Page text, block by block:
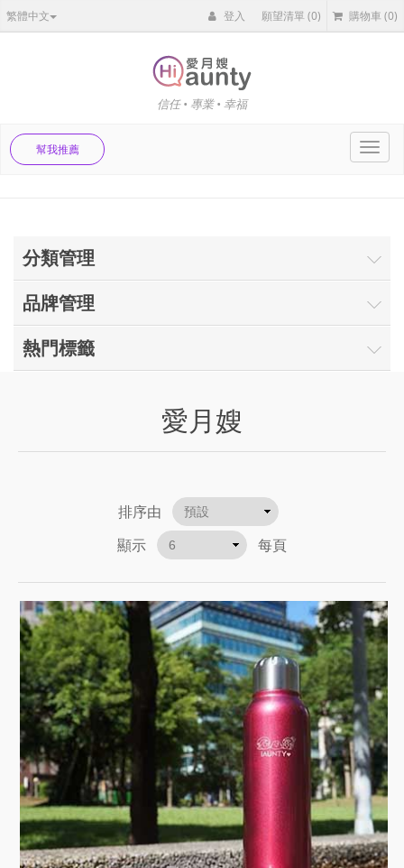
繁體中文 登入 願望清單(0) 購物車 (0)
信任 • 專業 • 幸福
幫我推薦
分類管理
品牌管理
熱門標籤
愛月嫂
排序由
顯示
每頁